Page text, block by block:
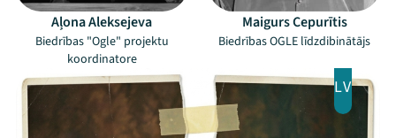
Mana programma
Programma
Aļona Aleksejeva
Biedrības "Ogle" projektu
koordinatore
Maigurs Cepurītis
Biedrības OGLE līdzdibinātājs
LV